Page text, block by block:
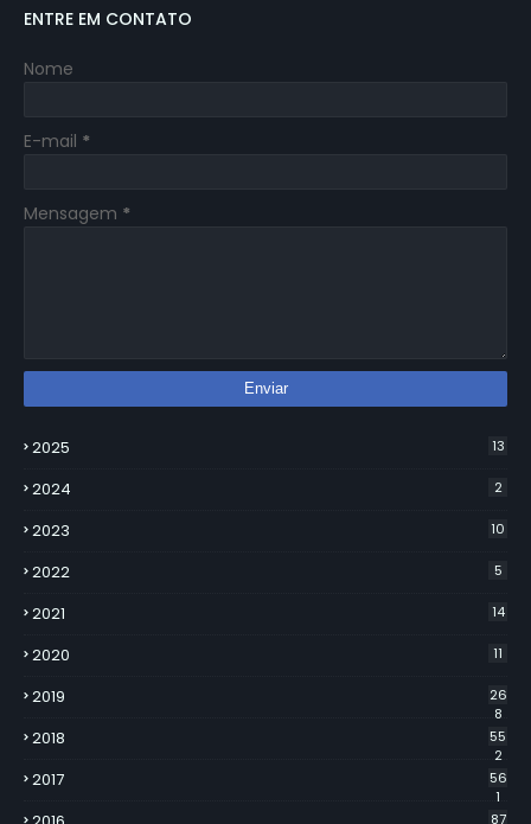
ENTRE EM CONTATO
Nome
E-mail *
Mensagem *
2025 13
2024 2
2023 10
2022 5
2021 14
2020 11
2019
26
8
2018
55
2
2017
56
1
87